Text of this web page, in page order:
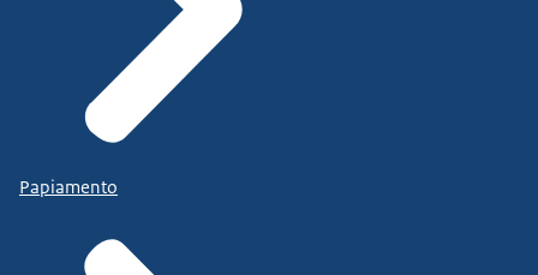
Papiamento